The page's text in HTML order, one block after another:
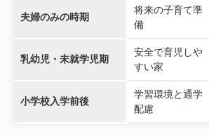
夫婦のみの時期
将来の子育て準
備
乳幼児・未就学児期
安全で育児しや
すい家
小学校入学前後
学習環境と通学
配慮